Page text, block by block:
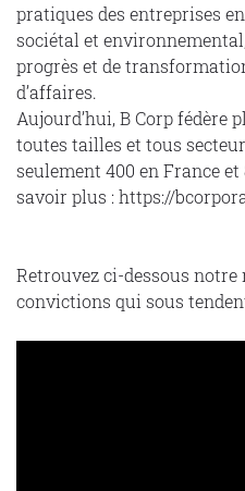
pratiques des entreprises
sociétal et
progrès et de
d’affaires.
Aujourd’hui, B Corp fédère
toutes tailles et tous
seulement 400 en France
savoir plus : https://
Retrouvez ci-dessous
convictions qui sous